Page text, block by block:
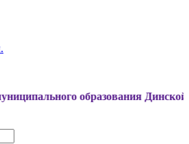
образования Динской район